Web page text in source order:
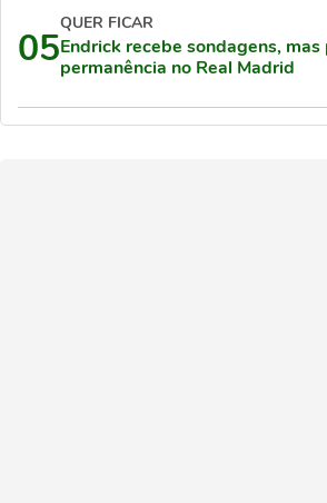
05
QUER FICAR
Endrick recebe sondagens, mas
permanência no Real Madrid